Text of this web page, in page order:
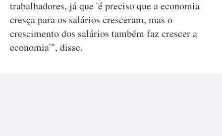
trabalhadores, já que 'é preciso que a economia
cresça para os salários cresceram, mas o
crescimento dos salários também faz crescer a
economia'", disse.